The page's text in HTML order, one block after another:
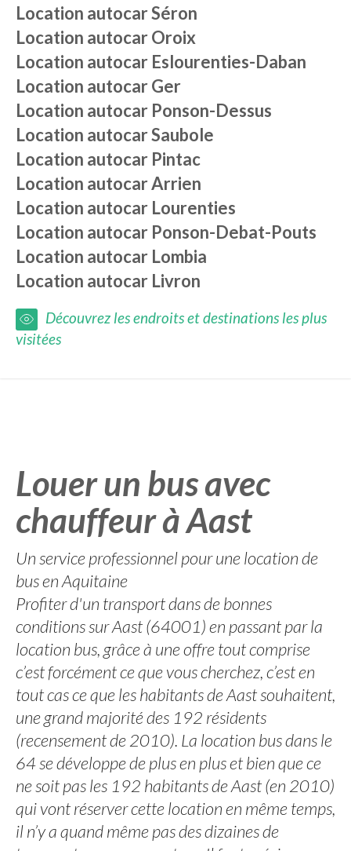
Location autocarSéron
Location autocarOroix
Location autocar Eslourenties-Daban
Location autocarGer
Location autocar Ponson-Dessus
Location autocarSaubole
Location autocar Pintac
Location autocarArrien
Location autocar Lourenties
Location autocar Ponson-Debat-Pouts
Location autocar Lombia
Location autocar Livron
Découvrez les endroits et destinations les plus
visitées
Louer un bus avec
chauffeur à Aast
Un service professionnel pour une location de
bus en Aquitaine
Profiter d'un transport dans de bonnes
conditions sur Aast (64001) en passant par la
location bus, grâce à une offre tout comprise
c’est forcément ce que vous cherchez, c’est en
tout cas ce que les habitants de Aast souhaitent,
une grand majorité des 192 résidents
(recensement de 2010). La location bus dans le
64 se développe de plus en plus et bien que ce
ne soit pas les 192 habitants de Aast (en 2010)
qui vont réserver cette location en même temps,
il n’y a quand même pas des dizaines de